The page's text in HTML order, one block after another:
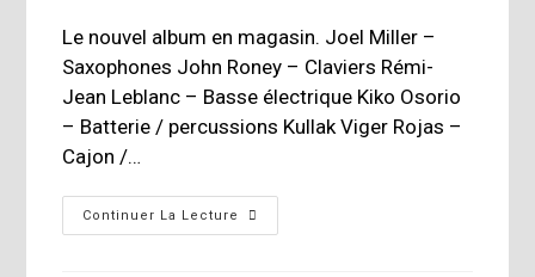
Le nouvel album en magasin. Joel Miller –
Saxophones John Roney – Claviers Rémi-
Jean Leblanc – Basse électrique Kiko Osorio
– Batterie / percussions Kullak Viger Rojas –
Cajon /…
Continuer La Lecture
Joel
Miller